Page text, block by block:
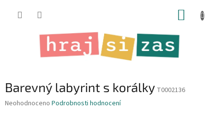
Barevný labyrint s korálky T0002136
Průměrné
Neohodnoceno Podrobnosti hodnocení